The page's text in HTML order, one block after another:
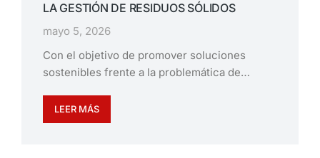
LA GESTIÓN DE RESIDUOS SÓLIDOS
mayo 5, 2026
Con el objetivo de promover soluciones
sostenibles frente a la problemática de…
LEER MÁS